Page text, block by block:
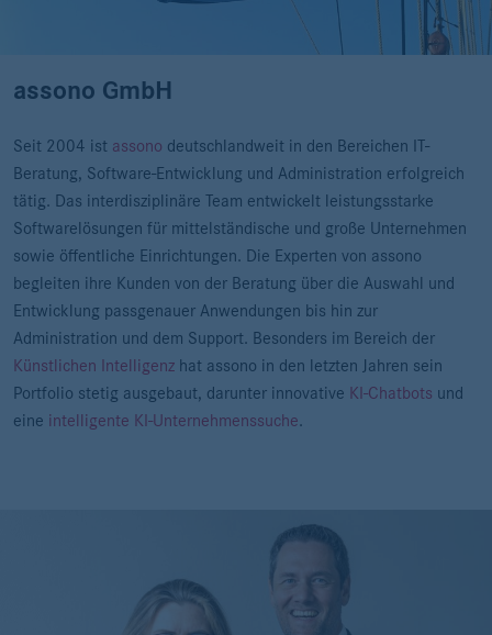
assono GmbH
Seit 2004 ist assono deutschlandweit in den Bereichen IT-
Beratung, Software-Entwicklung und Administration erfolgreich
tätig. Das interdisziplinäre Team entwickelt leistungsstarke
Softwarelösungen für mittelständische und große Unternehmen
sowie öffentliche Einrichtungen. Die Experten von assono
begleiten ihre Kunden von der Beratung über die Auswahl und
Entwicklung passgenauer Anwendungen bis hin zur
Administration und dem Support. Besonders im Bereich der
Künstlichen Intelligenz hat assono in den letzten Jahren sein
Portfolio stetig ausgebaut, darunter innovative KI-Chatbots und
eine intelligente KI-Unternehmenssuche.